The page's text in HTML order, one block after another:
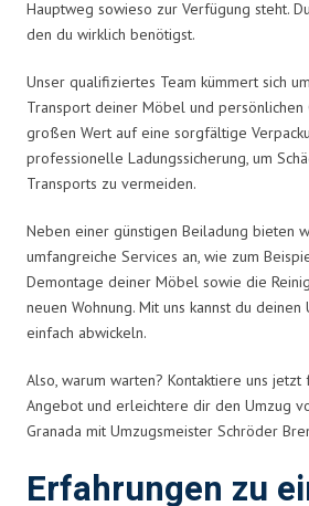
Hauptweg sowieso zur Verfügung steht.
den du wirklich benötigst.
Unser qualifiziertes Team kümmert sich
Transport deiner Möbel und persönlichen
großen Wert auf eine sorgfältige
professionelle Ladungssicherung, um
Transports zu vermeiden.
Neben einer günstigen Beiladung bieten
umfangreiche Services an, wie zum
Demontage deiner Möbel sowie die
neuen Wohnung. Mit uns kannst du
einfach abwickeln.
Also, warum warten? Kontaktiere uns
Angebot und erleichtere dir den Umzug
Granada mit Umzugsmeister Schröder
Erfahrungen zu